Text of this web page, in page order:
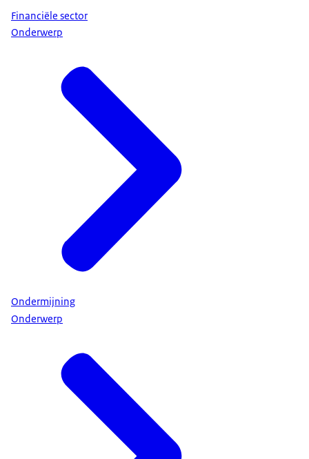
Financiële sector
Onderwerp
Ondermijning
Onderwerp